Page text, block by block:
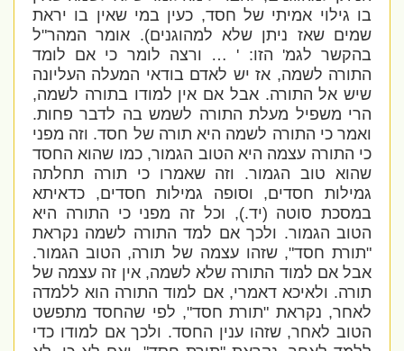
בו גילוי אמיתי של חסד, כעין במי שאין בו יראת
שמים שאז ניתן שלא למהוגנים). אומר המהר"ל
בהקשר לגמ' הזו: ' … ורצה לומר כי אם לומד
התורה לשמה, אז יש לאדם בודאי המעלה העליונה
שיש אל התורה. אבל אם אין למודו בתורה לשמה,
הרי משפיל מעלת התורה לשמש בה לדבר פחות.
ואמר כי התורה לשמה היא תורה של חסד. וזה מפני
כי התורה עצמה היא הטוב הגמור, כמו שהוא החסד
שהוא טוב הגמור. וזה שאמרו כי תורה תחלתה
גמילות חסדים, וסופה גמילות חסדים, כדאיתא
במסכת סוטה (יד.), וכל זה מפני כי התורה היא
הטוב הגמור. ולכך אם למד התורה לשמה נקראת
"תורת חסד", שזהו עצמה של תורה, הטוב הגמור.
אבל אם למוד התורה שלא לשמה, אין זה עצמה של
תורה. ולאיכא דאמרי, אם למוד התורה הוא ללמדה
לאחר, נקראת "תורת חסד", לפי שהחסד מתפשט
הטוב לאחר, שזהו ענין החסד. ולכך אם למודו כדי